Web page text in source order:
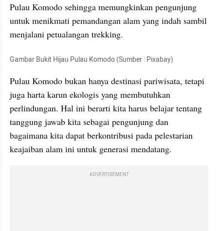
Pulau Komodo sehingga memungkinkan pengunjung
untuk menikmati pemandangan alam yang indah sambil
menjalani petualangan trekking.
Gambar Bukit Hijau Pulau Komodo (Sumber : Pixabay)
Pulau Komodo bukan hanya destinasi pariwisata, tetapi
juga harta karun ekologis yang membutuhkan
perlindungan. Hal ini berarti kita harus belajar tentang
tanggung jawab kita sebagai pengunjung dan
bagaimana kita dapat berkontribusi pada pelestarian
keajaiban alam ini untuk generasi mendatang.
ADVERTISEMENT